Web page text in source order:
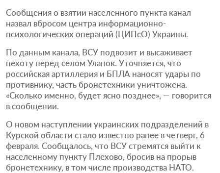
Сообщения о взятии населенного пункта канал
назвал вбросом центра информационно-
психологических операций (ЦИПсО) Украины.
По данным канала, ВСУ подвозит и высаживает
пехоту перед селом Уланок. Уточняется, что
российская артиллерия и БПЛА наносят удары по
противнику, часть бронетехники уничтожена.
«Сколько именно, будет ясно позднее», — говорится
в сообщении.
О новом наступлении украинских подразделений в
Курской области стало известно ранее в четверг, 6
февраля. Сообщалось, что ВСУ стремятся выйти к
населенному пункту Плехово, бросив на прорыв
бронетехнику, в том числе производства НАТО.